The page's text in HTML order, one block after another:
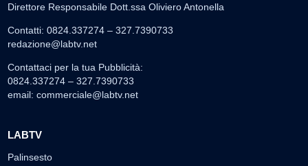
Direttore Responsabile Dott.ssa Oliviero Antonella
Contatti: 0824.337274 – 327.7390733
redazione@labtv.net
Contattaci per la tua Pubblicità:
0824.337274 – 327.7390733
email: commerciale@labtv.net
LABTV
Palinsesto